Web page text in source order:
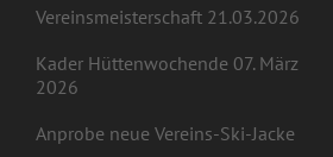
Vereinsmeisterschaft 21.03.2026
Kader Hüttenwochende 07. März
2026
Anprobe neue Vereins-Ski-Jacke